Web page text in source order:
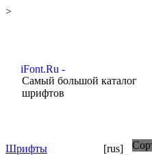
>
Самый большой каталог
шрифтов
Шрифты
[rus]